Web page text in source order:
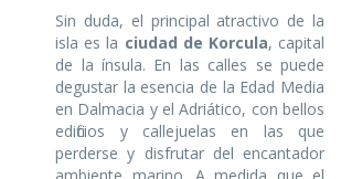
Sin duda, el principal atractivo de la
isla es la ciudad de Korcula, capital
de la ínsula. En las calles se puede
degustar la esencia de la Edad Media
en Dalmacia y el Adriático, con bellos
edificios y callejuelas en las que
perderse y disfrutar del encantador